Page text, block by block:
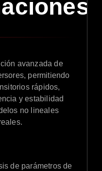
avanzada de
permitiendo
rápidos,
y estabilidad
no lineales
de parámetros de